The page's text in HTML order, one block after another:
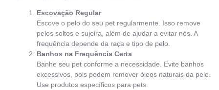
Escovação Regular
Escove o pelo do seu pet regularmente. Isso remove
pelos soltos e sujeira, além de ajudar a evitar nós. A
frequência depende da raça e tipo de pelo.
Banhos na Frequência Certa
Banhe seu pet conforme a necessidade. Evite banhos
excessivos, pois podem remover óleos naturais da pele.
Use produtos específicos para pets.